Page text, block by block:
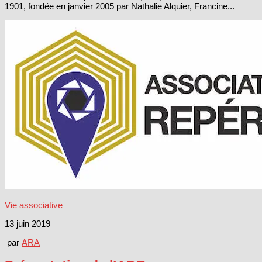
1901, fondée en janvier 2005 par Nathalie Alquier, Francine...
Vie associative
13 juin 2019
par ARA